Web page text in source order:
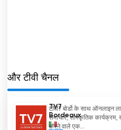
और टीवी चैनल
TV7
Bordeaux
टीवी7 बोर्डो के साथ ऑनलाइन
समाचार, सांस्कृतिक
करने वाले एक...